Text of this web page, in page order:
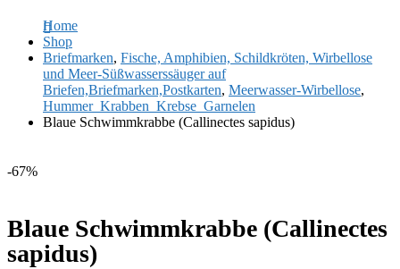
Home
Shop
Briefmarken, Fische, Amphibien, Schildkröten, Wirbellose
und Meer-Süßwasserssäuger auf
Briefen,Briefmarken,Postkarten, Meerwasser-Wirbellose,
Hummer_Krabben_Krebse_Garnelen
Blaue Schwimmkrabbe (Callinectes sapidus)
-67%
Blaue Schwimmkrabbe (Callinectes
sapidus)